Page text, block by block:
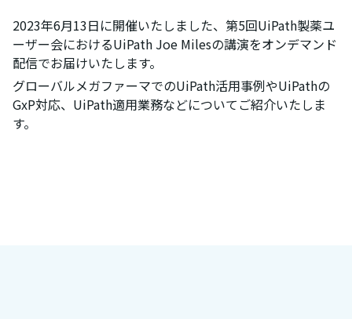
2023年6月13日に開催いたしました、第5回UiPath製薬ユ
ーザー会におけるUiPath Joe Milesの講演をオンデマンド
配信でお届けいたします。
グローバルメガファーマでのUiPath活用事例やUiPathの
GxP対応、UiPath適用業務などについてご紹介いたしま
す。